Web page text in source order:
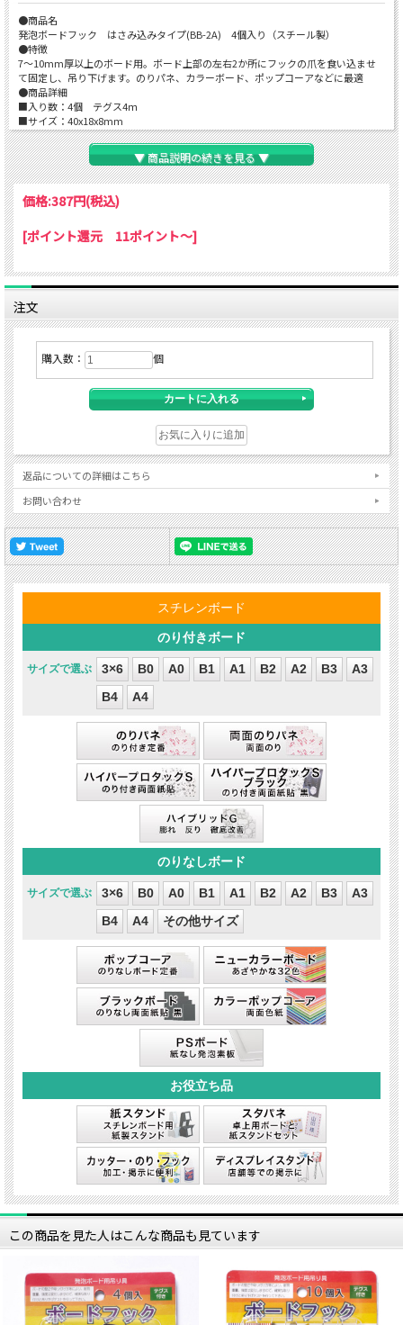
●商品名
発泡ボードフック はさみ込みタイプ(BB-2A) 4個入り（スチール製）
●特徴
7～10mm厚以上のボード用。ボード上部の左右2か所にフックの爪を食い込ませ
て固定し、吊り下げます。のりパネ、カラーボード、ポップコーアなどに最適
●商品詳細
■入り数：4個 テグス4ｍ
■サイズ：40x18x8mm
■ボードサイズ重量の基準：A0サイズ（800g）以下
※両端付近に2個使用の場合
●ご注意
※ボードフックの吊り下げ耐荷重量はボード自体の強度、取り付け方、設置状況等
により変化します。適切な取り付けと設置を確認して下さい。
※取り付ける壁、天井などはそれぞれ強度が異なります。荷重に耐えられるかどう
※使用法、取り付け方、その他の状況により、落下する恐れがありますので、取り
▼ 商品説明の続きを見る ▼
価格:387円(税込)
[ポイント還元 11ポイント～]
注文
購入数： 個
返品についての詳細はこちら
お問い合わせ
3×6 B0 A0 B1 A1 B2 A2 B3
A3
B4
A4
3×6 B0 A0 B1 A1 B2 A2 B3
A3
B4
A4 その他サイズ
この商品を見た人はこんな商品も見ています